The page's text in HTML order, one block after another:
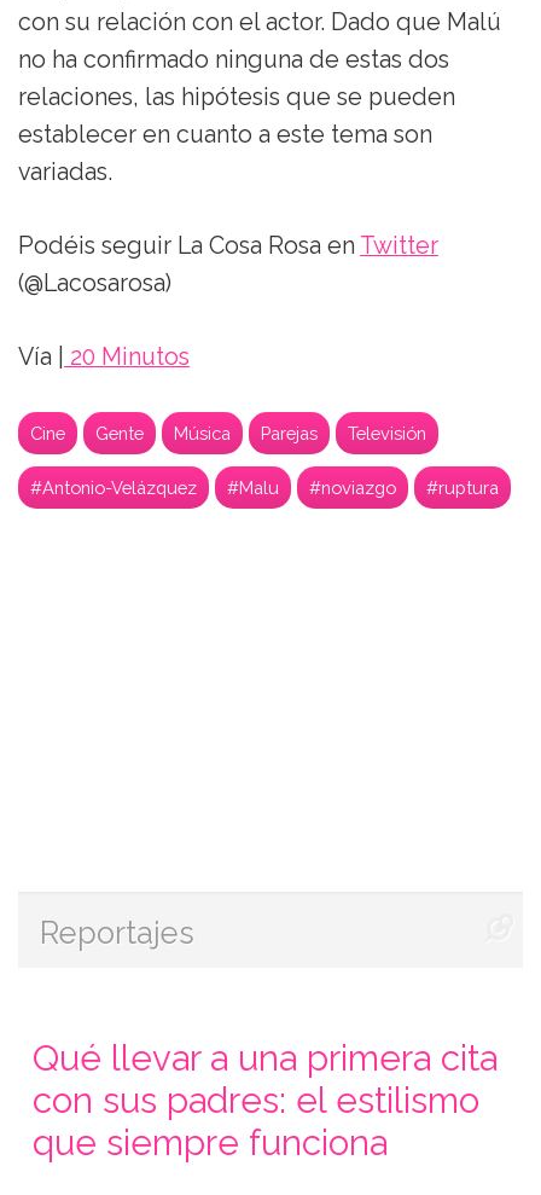
con su relación con el actor. Dado que Malú
no ha confirmado ninguna de estas dos
relaciones, las hipótesis que se pueden
establecer en cuanto a este tema son
variadas.
Podéis seguir La Cosa Rosa en Twitter
(@Lacosarosa)
Vía | 20 Minutos
Cine Gente Música Parejas Televisión
#Antonio-Velázquez #Malu #noviazgo #ruptura
Reportajes
Qué llevar a una primera cita
con sus padres: el estilismo
que siempre funciona